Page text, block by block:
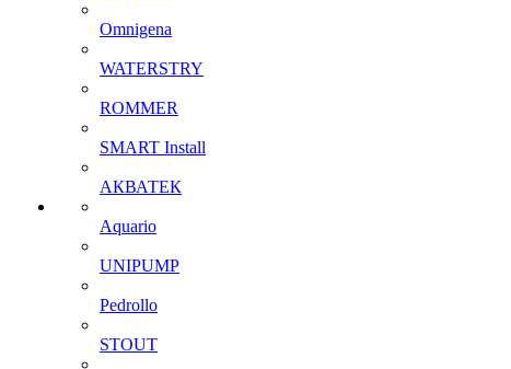
Omnigena
WATERSTRY
ROMMER
SMART Install
АКВАТЕК
Aquario
UNIPUMP
Pedrollo
STOUT